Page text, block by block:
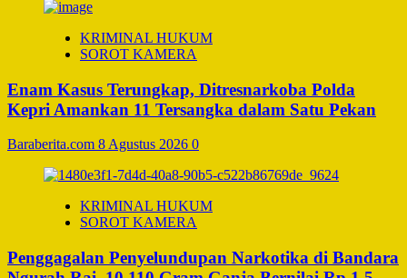
KRIMINAL HUKUM
SOROT KAMERA
Enam Kasus Terungkap, Ditresnarkoba Polda
Kepri Amankan 11 Tersangka dalam Satu Pekan
Baraberita.com 8 Agustus 2026 0
KRIMINAL HUKUM
SOROT KAMERA
Penggagalan Penyelundupan Narkotika di Bandara